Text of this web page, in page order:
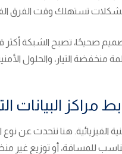
تستهلك وقت الفرق
صحيحًا، تصبح الشبكة أكثر
منخفضة التيار، والحلول
مراكز البيانات
الفيزيائية. هنا نتحدث عن نوع
للمسافة، أو توزيع